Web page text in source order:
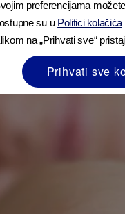
preferencijama
su u Politici kolačića
na „Prihvati sve“
Prihvati sve